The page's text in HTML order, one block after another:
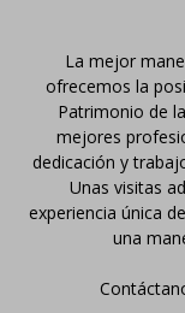
La mejor
ofrecemos la
Patrimonio de
mejores
dedicación y
Unas visitas
experiencia única
una